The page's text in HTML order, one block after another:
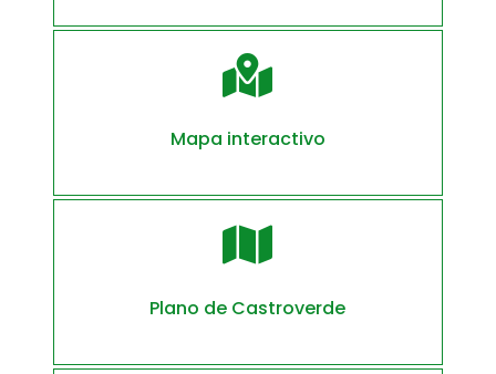

Mapa interactivo

Plano de Castroverde